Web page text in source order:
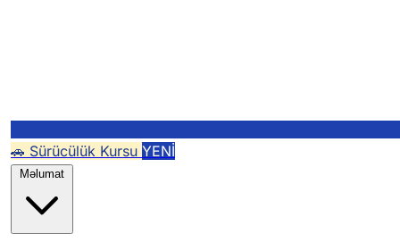
🚗 Sürücülük Kursu YENİ
Məlumat